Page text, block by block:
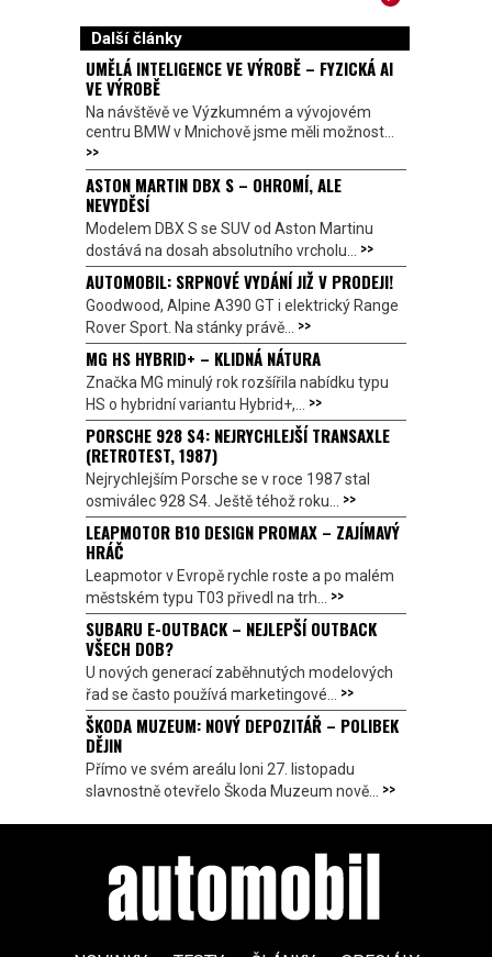
Další články
UMĚLÁ INTELIGENCE VE VÝROBĚ – FYZICKÁ AI
VE VÝROBĚ
Na návštěvě ve Výzkumném a vývojovém
centru BMW v Mnichově jsme měli možnost...
>>
ASTON MARTIN DBX S – OHROMÍ, ALE
NEVYDĚSÍ
Modelem DBX S se SUV od Aston Martinu
dostává na dosah absolutního vrcholu... >>
AUTOMOBIL: SRPNOVÉ VYDÁNÍ JIŽ V PRODEJI!
Goodwood, Alpine A390 GT i elektrický Range
Rover Sport. Na stánky právě... >>
MG HS HYBRID+ – KLIDNÁ NÁTURA
Značka MG minulý rok rozšířila nabídku typu
HS o hybridní variantu Hybrid+,... >>
PORSCHE 928 S4: NEJRYCHLEJŠÍ TRANSAXLE
(RETROTEST, 1987)
Nejrychlejším Porsche se v roce 1987 stal
osmiválec 928 S4. Ještě téhož roku... >>
LEAPMOTOR B10 DESIGN PROMAX – ZAJÍMAVÝ
HRÁČ
Leapmotor v Evropě rychle roste a po malém
městském typu T03 přivedl na trh... >>
SUBARU E-OUTBACK – NEJLEPŠÍ OUTBACK
VŠECH DOB?
U nových generací zaběhnutých modelových
řad se často používá marketingové... >>
ŠKODA MUZEUM: NOVÝ DEPOZITÁŘ – POLIBEK
DĚJIN
Přímo ve svém areálu loni 27. listopadu
slavnostně otevřelo Škoda Muzeum nově... >>